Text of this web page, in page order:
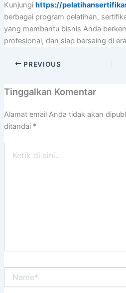
Kunjungi https://
berbagai program pelatihan,
yang membantu bisnis Anda
profesional, dan siap bersaing di
PREVIOUS
Tinggalkan Komentar
Alamat email Anda tidak akan
ditandai *